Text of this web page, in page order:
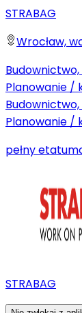
STRABAG
Wrocław,
Planowanie /
Planowanie /
pełny etat
STRABAG